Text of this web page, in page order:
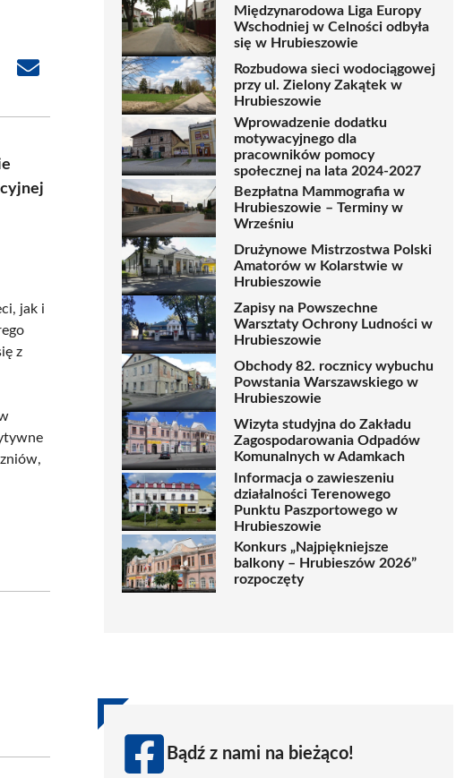
Share
jak i
z
Międzynarodowa Liga Europy
Wschodniej w Celności odbyła
się w Hrubieszowie
Rozbudowa sieci wodociągowej
przy ul. Zielony Zakątek w
Hrubieszowie
Wprowadzenie dodatku
motywacyjnego dla
pracowników pomocy
społecznej na lata 2024-2027
Bezpłatna Mammografia w
Hrubieszowie – Terminy w
Wrześniu
Drużynowe Mistrzostwa Polski
Amatorów w Kolarstwie w
Hrubieszowie
Zapisy na Powszechne
Warsztaty Ochrony Ludności w
Hrubieszowie
Obchody 82. rocznicy wybuchu
Powstania Warszawskiego w
Hrubieszowie
Wizyta studyjna do Zakładu
Zagospodarowania Odpadów
Komunalnych w Adamkach
Informacja o zawieszeniu
działalności Terenowego
Punktu Paszportowego w
Hrubieszowie
Konkurs „Najpiękniejsze
balkony – Hrubieszów 2026”
rozpoczęty
Bądź z nami na bieżąco!